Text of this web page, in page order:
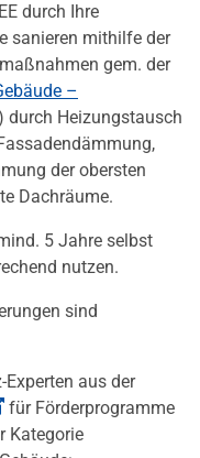
durch Ihre
sanieren mithilfe der
gem. der
–
durch Heizungstausch
der obersten
Dachräume.
5 Jahre selbst
nutzen.
sind
aus der
für Förderprogramme
Kategorie